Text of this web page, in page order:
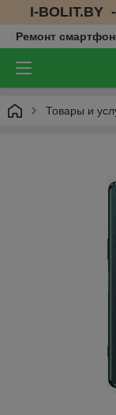
I-
Ремонт
Товары и